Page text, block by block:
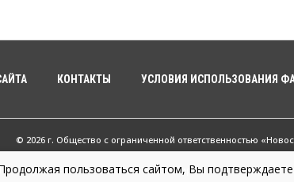
КОНТАКТЫ УСЛОВИЯ ИСПОЛЬЗОВАНИЯ
© 2026 г. Общество с ограниченной ответственностью
Infopro54 - Важные новости Новосибирска и Новосибирской
пользоваться сайтом, Вы